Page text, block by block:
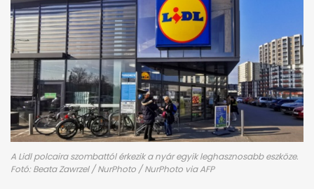
A Lidl polcaira szombattól érkezik a nyár egyik leghasznosabb eszköze.
Fotó: Beata Zawrzel / NurPhoto / NurPhoto via AFP